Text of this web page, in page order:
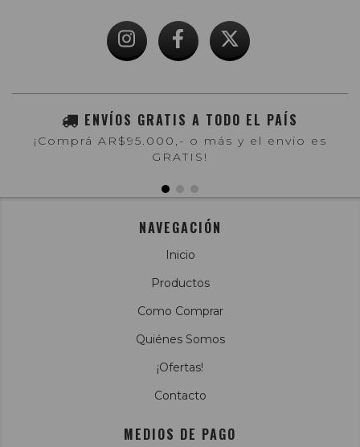
ENVÍOS GRATIS A TODO EL PAÍS
¡Comprá AR$95.000,- o más y el envio es
GRATIS!
NAVEGACIÓN
Inicio
Productos
Como Comprar
Quiénes Somos
¡Ofertas!
Contacto
MEDIOS DE PAGO